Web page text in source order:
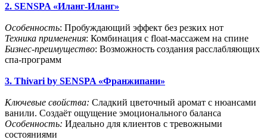
2. SENSPA «Иланг-Иланг»
Особенность: Пробуждающий эффект без резких нот
Техника применения: Комбинация с float-массажем на спине
Бизнес-преимущество: Возможность создания расслабляющих
спа-программ
3. Thivari by SENSPA «Франжипани»
Ключевые свойства: Сладкий цветочный аромат с нюансами
ванили. Создаёт ощущение эмоционального баланса
Особенность: Идеально для клиентов с тревожными
состояниями